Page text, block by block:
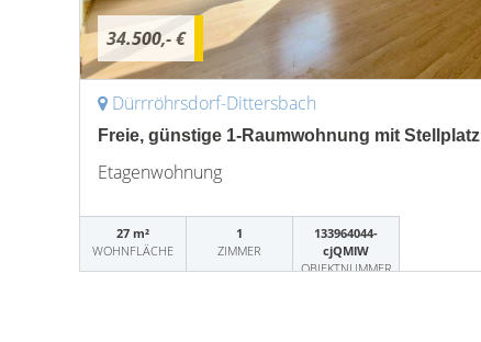
34.500,- €
Dürrröhrsdorf-Dittersbach
Freie, günstige 1-Raumwohnung mit Stellplatz
Etagenwohnung
27 m²
WOHNFLÄCHE
1
ZIMMER
133964044-
cjQMlW
OBJEKTNUMMER